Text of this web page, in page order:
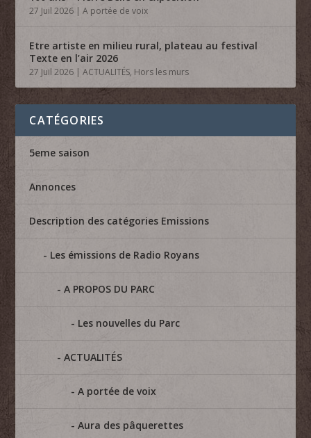
27 Juil 2026 |A portée de voix
Etre artiste en milieu rural, plateau au festival
Texte en l’air 2026
27 Juil 2026 |ACTUALITÉS, Hors les murs
CATÉGORIES
5eme saison
Annonces
Description des catégories Emissions
Les émissions de Radio Royans
A PROPOS DU PARC
Les nouvelles du Parc
ACTUALITÉS
A portée de voix
Aura des pâquerettes